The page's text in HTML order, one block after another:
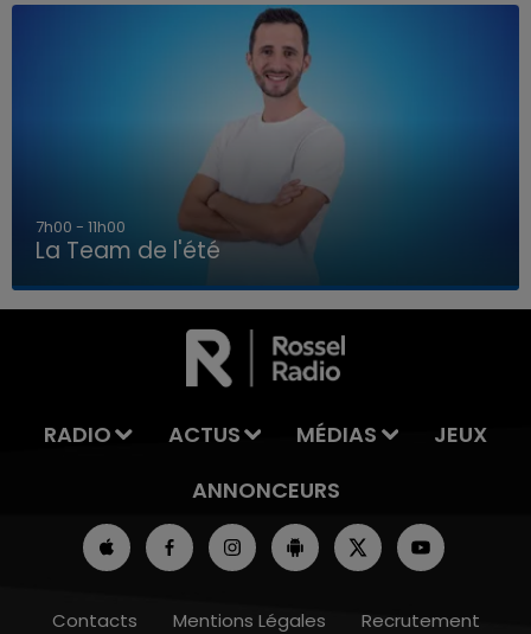
LA TEAM DE L'ÉTÉ
7h00 - 11h00
La Team de l'été
RADIO ACTUS MÉDIAS
JEUX
ANNONCEURS
Contacts Mentions Légales Recrutement